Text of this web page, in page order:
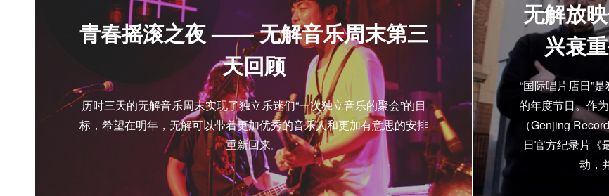
青春摇滚之夜 —— 无解音乐周末第三
天回顾
历时三天的无解音乐周末实现了独立乐迷们“一次独立音乐的聚会”的目
标，希望在明年，无解可以带着更加优秀的音乐人和更加有意思的安排
重新回来。
无解放
兴衰
“国际唱片店日”
的年度节日。作
（Genjing
日官方纪录片《
动，